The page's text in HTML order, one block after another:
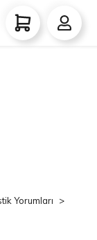
Yorumları